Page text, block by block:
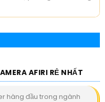
AFIRI RẺ NHẤT
hàng đầu trong ngành